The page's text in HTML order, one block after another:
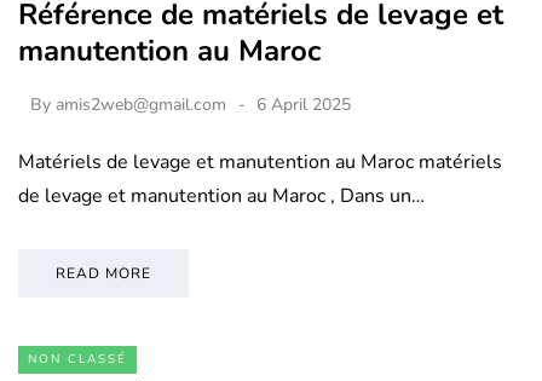
Référence de matériels de levage et
manutention au Maroc
By amis2web@gmail.com 6 April 2025
Matériels de levage et manutention au Maroc matériels
de levage et manutention au Maroc , Dans un…
READ MORE
NON CLASSÉ